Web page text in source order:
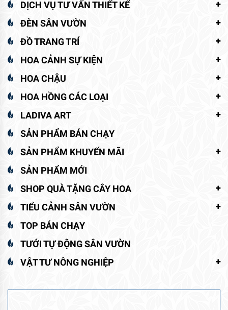
DỊCH VỤ TƯ VẤN THIẾT KẾ
ĐÈN SÂN VƯỜN
ĐỒ TRANG TRÍ
HOA CẢNH SỰ KIỆN
HOA CHẬU
HOA HỒNG CÁC LOẠI
LADIVA ART
SẢN PHẨM BÁN CHẠY
SẢN PHẨM KHUYẾN MÃI
SẢN PHẨM MỚI
SHOP QUÀ TẶNG CÂY HOA
TIỂU CẢNH SÂN VƯỜN
TOP BÁN CHẠY
TƯỚI TỰ ĐỘNG SÂN VƯỜN
VẬT TƯ NÔNG NGHIỆP